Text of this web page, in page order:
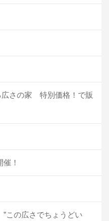
さの家 特別価格！で販
！
この広さでちょうどい